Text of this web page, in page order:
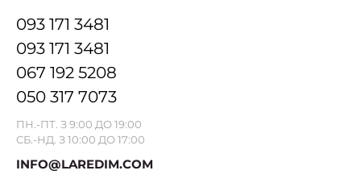
093 171 3481
093 171 3481
067 192 5208
050 317 7073
ПН.-ПТ. З 9:00 ДО 19:00
СБ.-НД. З 10:00 ДО 17:00
INFO@LAREDIM.COM